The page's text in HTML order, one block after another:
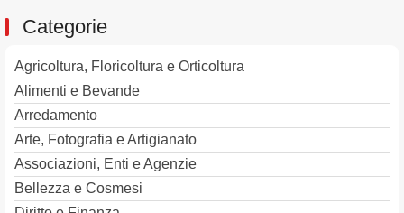
Categorie
Agricoltura, Floricoltura e Orticoltura
Alimenti e Bevande
Arredamento
Arte, Fotografia e Artigianato
Associazioni, Enti e Agenzie
Bellezza e Cosmesi